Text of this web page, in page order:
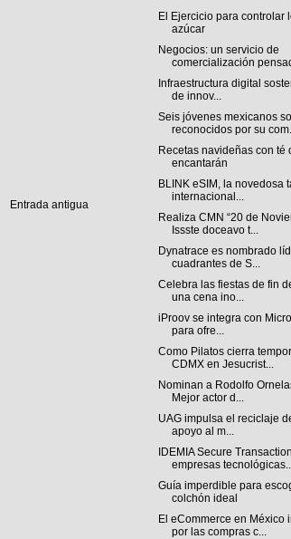
Entrada antigua
El Ejercicio para controlar
azúcar
Negocios: un servicio de
comercialización
Infraestructura digital
de innov...
Seis jóvenes mexicanos
reconocidos por su
Recetas navideñas con té
encantarán
BLINK eSIM, la novedosa
internacional...
Realiza CMN “20 de
Issste doceavo t...
Dynatrace es nombrado
cuadrantes de S...
Celebra las fiestas de fin
una cena ino...
iProov se integra con
para ofre...
Como Pilatos cierra
CDMX en Jesucrist...
Nominan a Rodolfo
Mejor actor d...
UAG impulsa el reciclaje
apoyo al m...
IDEMIA Secure
empresas
Guía imperdible para
colchón ideal
El eCommerce en México
por las compras c...